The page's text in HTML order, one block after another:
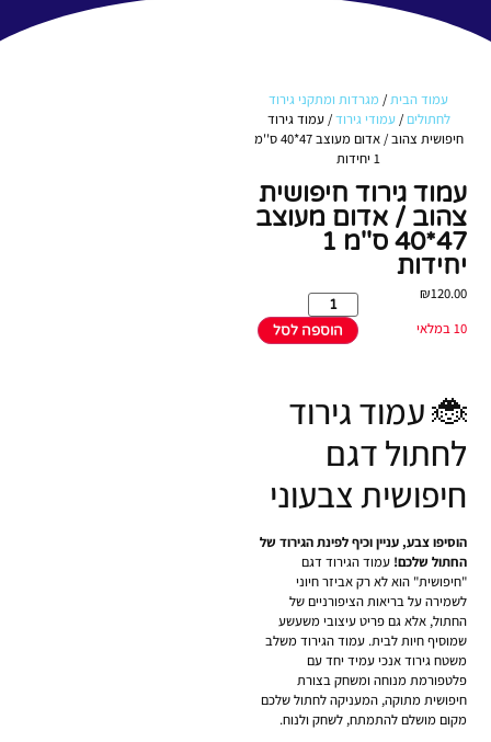
עמוד הבית/ מגרדות ומתקני גירוד
לחתולים /עמודי גירוד/ עמוד גירוד
חיפושית צהוב / אדום מעוצב 47*40 ס''מ
1 יחידות
עמוד גירוד חיפושית
צהוב / אדום מעוצב
47*40 ס''מ 1
יחידות
₪120.00
10 במלאי
הוספה לסל
🐞 עמוד גירוד
לחתול דגם
חיפושית צבעוני
הוסיפו צבע, עניין וכיף לפינת הגירוד של
החתול שלכם! עמוד הגירוד דגם
"חיפושית" הוא לא רק אביזר חיוני
לשמירה על בריאות הציפורניים של
החתול, אלא גם פריט עיצובי משעשע
שמוסיף חיות לבית. עמוד הגירוד משלב
משטח גירוד אנכי עמיד יחד עם
פלטפורמת מנוחה ומשחק בצורת
חיפושית מתוקה, המעניקה לחתול שלכם
מקום מושלם להתמתח, לשחק ולנוח.